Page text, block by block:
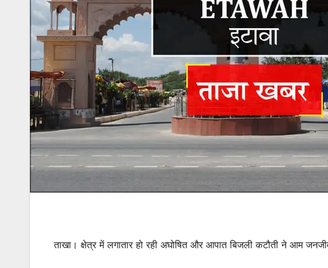
ताखा। क्षेत्र में लगातार हो रही अघोषित और आपात बिजली कटौती ने आम